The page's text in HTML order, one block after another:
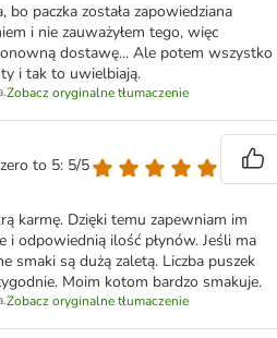
paczka została zapowiedziana
i nie zauważyłem tego, więc
dostawę... Ale potem wszystko
i tak to uwielbiają.
Zobacz oryginalne tłumaczenie
to 5: 5/5
karmę. Dzięki temu zapewniam im
i odpowiednią ilość płynów. Jeśli ma
smaki są dużą zaletą. Liczba puszek
Moim kotom bardzo smakuje.
Zobacz oryginalne tłumaczenie